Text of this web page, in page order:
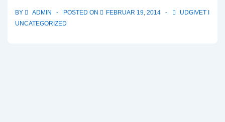
BY ADMIN POSTED ON FEBRUAR 19, 2014
UDGIVET I
UNCATEGORIZED